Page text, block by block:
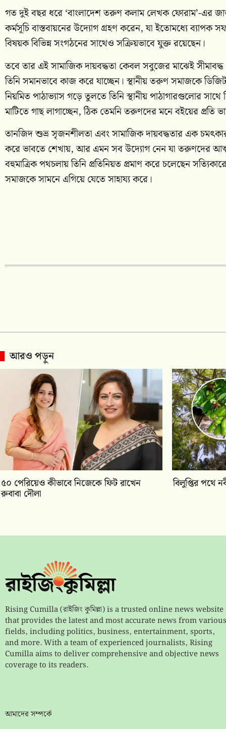
গত দুই বছর ধরে ‘বাংলাদেশ তরুণ কলাম লেখক ফোরাম’-এর
কর্মসূচি বাস্তবায়নের উদ্যোগ গ্রহণ করেন, যা ইতোমধ্যে ব্যাপক
বিষয়ক বিভিন্ন সংগঠনের সাথেও সক্রিয়ভাবে যুক্ত রয়েছেন।
তবে তার এই সামাজিক দায়বদ্ধতা কেবল সবুজের মাঝেই
তিনি সমানভাবে কাজ করে যাচ্ছেন। স্থানীয় তরুণ সমাজকে
নিয়মিত পাঠাভ্যাস গড়ে তুলতে তিনি স্থানীয় পাঠাগারগুলোর
মাটিতে গাছ লাগাচ্ছেন, ঠিক তেমনি তরুণদের মনে বইয়ের প্রতি
তানজিদ শুভ্র সৃজনশীলতা এবং সামাজিক দায়বদ্ধতার এক
করে ভাবতে শেখায়, আর এমন সব উদ্যোগ নেন যা তরুণদের
বহুমাত্রিক পথচলায় তিনি প্রতিনিয়ত প্রমাণ করে চলেছেন
সমাজকে সামনে এগিয়ে যেতে সাহায্য করে।
আরও পড়ুন
৫০ পেরিয়েও কীভাবে নিজেকে ফিট রাখেন
রুবাবা দৌলা
বিলুপ্তির পথে
Rising Cumilla (রাইজিং কুমিল্লা) is a trusted online news website
that provides the latest and most accurate news from various
fields, including politics, business, entertainment, sports,
and more. With a team of experienced journalists, Rising
Cumilla aims to deliver comprehensive and objective news
coverage to its readers.
আমাদের সম্পর্কে